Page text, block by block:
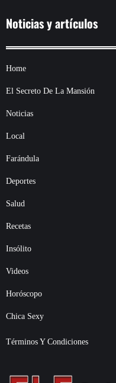
Noticias y artículos
Home
El Secreto De La Mansión
Noticias
Local
Farándula
Deportes
Salud
Recetas
Insólito
Videos
Horóscopo
Chica Sexy
Términos Y Condiciones